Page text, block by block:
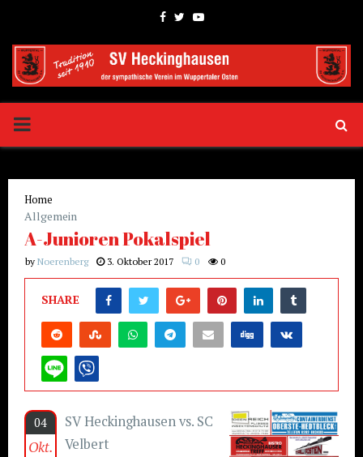
Facebook
TwitterYoutube
PRIMARY
Home
Allgemein
A-Junioren Pokalspiel
by Noerenberg 3. Oktober 2017 0 0
SHARE
04
Okt.
SV Heckinghausen vs. SC
Velbert